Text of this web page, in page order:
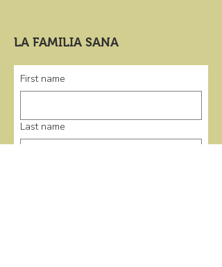
LA FAMILIA SANA
First name
Last name